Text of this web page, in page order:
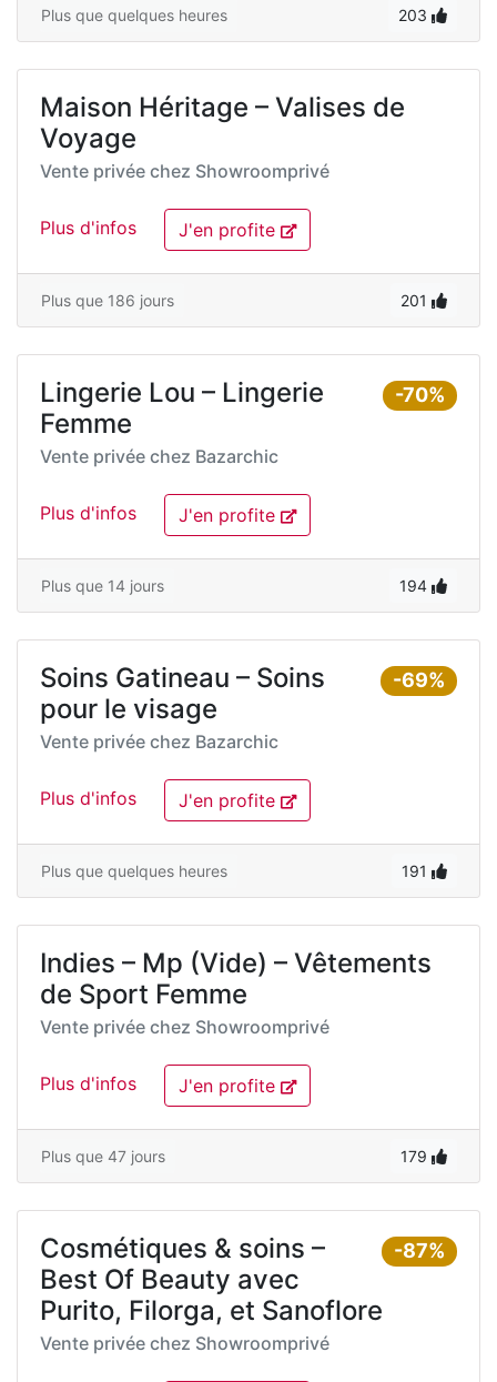
Plus que quelques heures 203
Maison Héritage – Valises de
Voyage
Vente privée chez Showroomprivé
Plus d'infos J'en profite
Plus que 186 jours 201
-70%
Lingerie Lou – Lingerie
Femme
Vente privée chez Bazarchic
Plus d'infos J'en profite
Plus que 14 jours 194
-69%
Soins Gatineau – Soins
pour le visage
Vente privée chez Bazarchic
Plus d'infos J'en profite
Plus que quelques heures 191
Indies – Mp (Vide) – Vêtements
de Sport Femme
Vente privée chez Showroomprivé
Plus d'infos J'en profite
Plus que 47 jours 179
-87%
Cosmétiques & soins –
Best Of Beauty avec
Purito, Filorga, et Sanoflore
Vente privée chez Showroomprivé